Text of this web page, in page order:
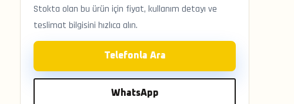
Stokta olan bu ürün için fiyat, kullanım detayı ve
teslimat bilgisini hızlıca alın.
Telefonla Ara
WhatsApp